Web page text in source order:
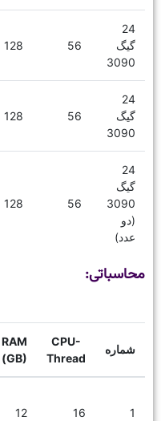
24
گیگ
3090
56
128
24
گیگ
3090
56
128
24
گیگ
3090
(دو
عدد)
56
128
محاسباتی:
شماره
CPU-
Thread
RAM
(GB)
1
16
12